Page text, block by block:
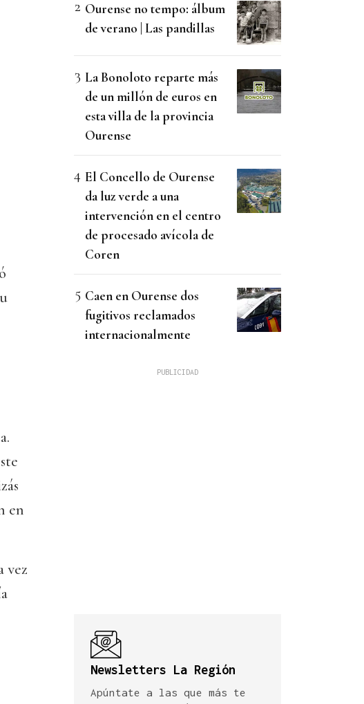
en
vez
Ourense no tempo: álbum
de verano | Las pandillas
La Bonoloto reparte más
de un millón de euros en
esta villa de la provincia
Ourense
El Concello de Ourense
da luz verde a una
intervención en el centro
de procesado avícola de
Coren
Caen en Ourense dos
fugitivos reclamados
internacionalmente
Newsletters La Región
Apúntate a las que más te